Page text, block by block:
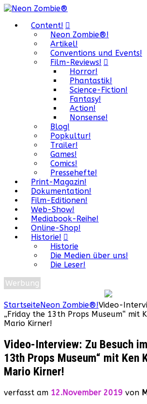
Content!
Neon Zombie®!
Artikel!
Conventions und Events!
Film-Reviews!
Horror!
Phantastik!
Science-Fiction!
Fantasy!
Action!
Nonsense!
Blog!
Popkultur!
Trailer!
Games!
Comics!
Pressehefte!
Print-Magazin!
Dokumentation!
Film-Editionen!
Web-Show!
Mediabook-Reihe!
Online-Shop!
Historie!
Historie
Die Medien über uns!
Die Leser!
Werbung
StartseiteNeon Zombie®!Video-
„Friday the 13th Props Museum“ mit
Mario Kirner!
Video-Interview: Zu Besuch
13th Props Museum“ mit Ken
Mario Kirner!
verfasst am 12.November 2019 von